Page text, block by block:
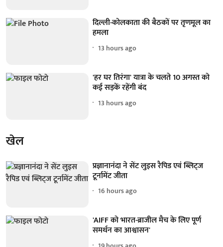
दिल्ली-कोलकाता की बैठकों पर तृणमूल का
हमला
13 hours ago
'हर घर तिरंगा' यात्रा के चलते 10 अगस्त को
कई सड़कें रहेंगी बंद
13 hours ago
खेल
प्रज्ञानानंदा ने सेंट लुइस रैपिड एवं ब्लिट्ज
टूर्नामेंट जीता
16 hours ago
'AIFF को भारत-ब्राजील मैच के लिए पूर्ण
समर्थन का आश्वासन'